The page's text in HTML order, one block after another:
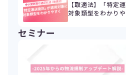
【取適法】「特定
対象類型をわかりや
セミナー